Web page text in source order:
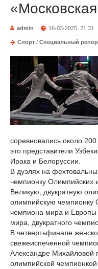
admin 16-03-2025, 21:31
Спорт / Специальный
соревновались около
это представители
Ирака и Белоруссии.
В дуэлях на
чемпионку
Великую, двукратную
олимпийскую чемпионку
чемпиона мира и
мира, двукратного
В четвертьфинале
свежеиспеченной
Александре Михайловой
олимпийской